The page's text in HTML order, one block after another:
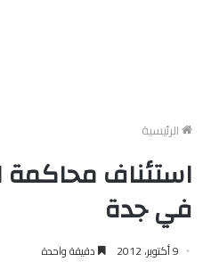
الرئيسية
استئناف محاكمة
في جدة
9 أكتوبر، 2012 دقيقة واحدة